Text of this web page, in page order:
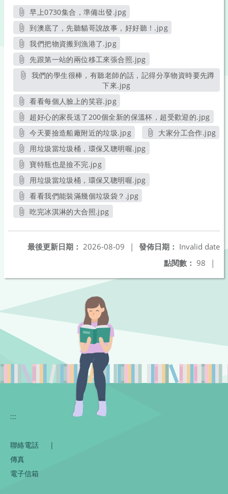
早上0730集合，準備出發.jpg
另開新視窗
到澳底了，先聽貓哥說故事，好好聽！.jpg
另開新視窗
我們把物資搬到漁港了.jpg
另開新視窗
先跟第一站的兩位移工來張合照.jpg
另開新視窗
下來.jpg
看看每個人臉上的笑容.jpg
另開新視窗
超好心的家長送了200個全新的保溫杯，超受歡迎的.jpg
另開新視窗
今天要撿造船廠附近的垃圾.jpg
另開新視窗
大家分工合作.jpg
用垃圾當垃圾桶，環保又聰明喔.jpg
另開新視窗
寶特瓶也是撿不完.jpg
另開新視窗
用垃圾當垃圾桶，環保又聰明喔.jpg
另開新視窗
看看我們能裝滿幾個垃圾袋？.jpg
另開新視窗
吃完冰淇淋的大合照.jpg
發佈日期： Invalid date
最後更新日期： 2026-08-09
|
點閱數： 98 |
:::
聯絡電話
|
傳真
電子信箱